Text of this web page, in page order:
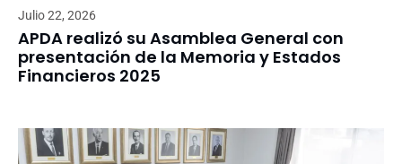
Julio 22, 2026
APDA realizó su Asamblea General con
presentación de la Memoria y Estados
Financieros 2025